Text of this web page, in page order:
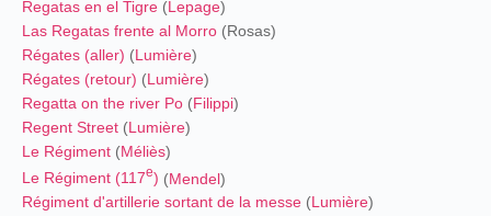
Regatas en el Tigre (Lepage)
Las Regatas frente al Morro (Rosas)
Régates (aller) (Lumière)
Régates (retour) (Lumière)
Regatta on the river Po (Filippi)
Regent Street (Lumière)
Le Régiment (Méliès)
Le Régiment (117e) (Mendel)
Régiment d'artillerie sortant de la messe (Lumière)